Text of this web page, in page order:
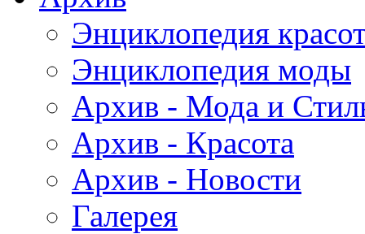
Энциклопедия
Энциклопедия моды
Архив - Мода и
Архив - Красота
Архив - Новости
Галерея